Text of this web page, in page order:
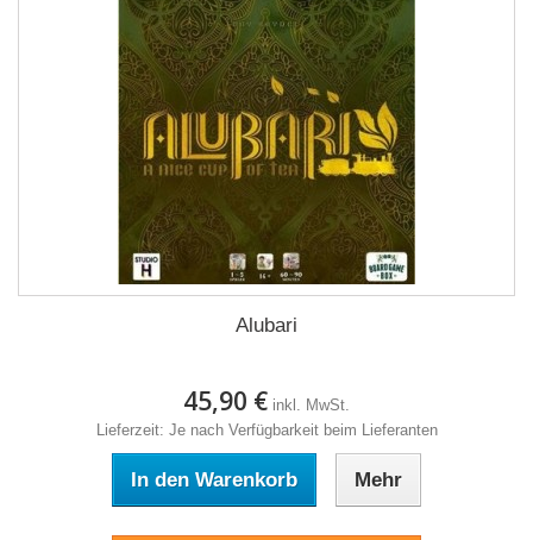
Alubari
45,90 € inkl. MwSt.
Lieferzeit: Je nach Verfügbarkeit beim Lieferanten
In den Warenkorb Mehr